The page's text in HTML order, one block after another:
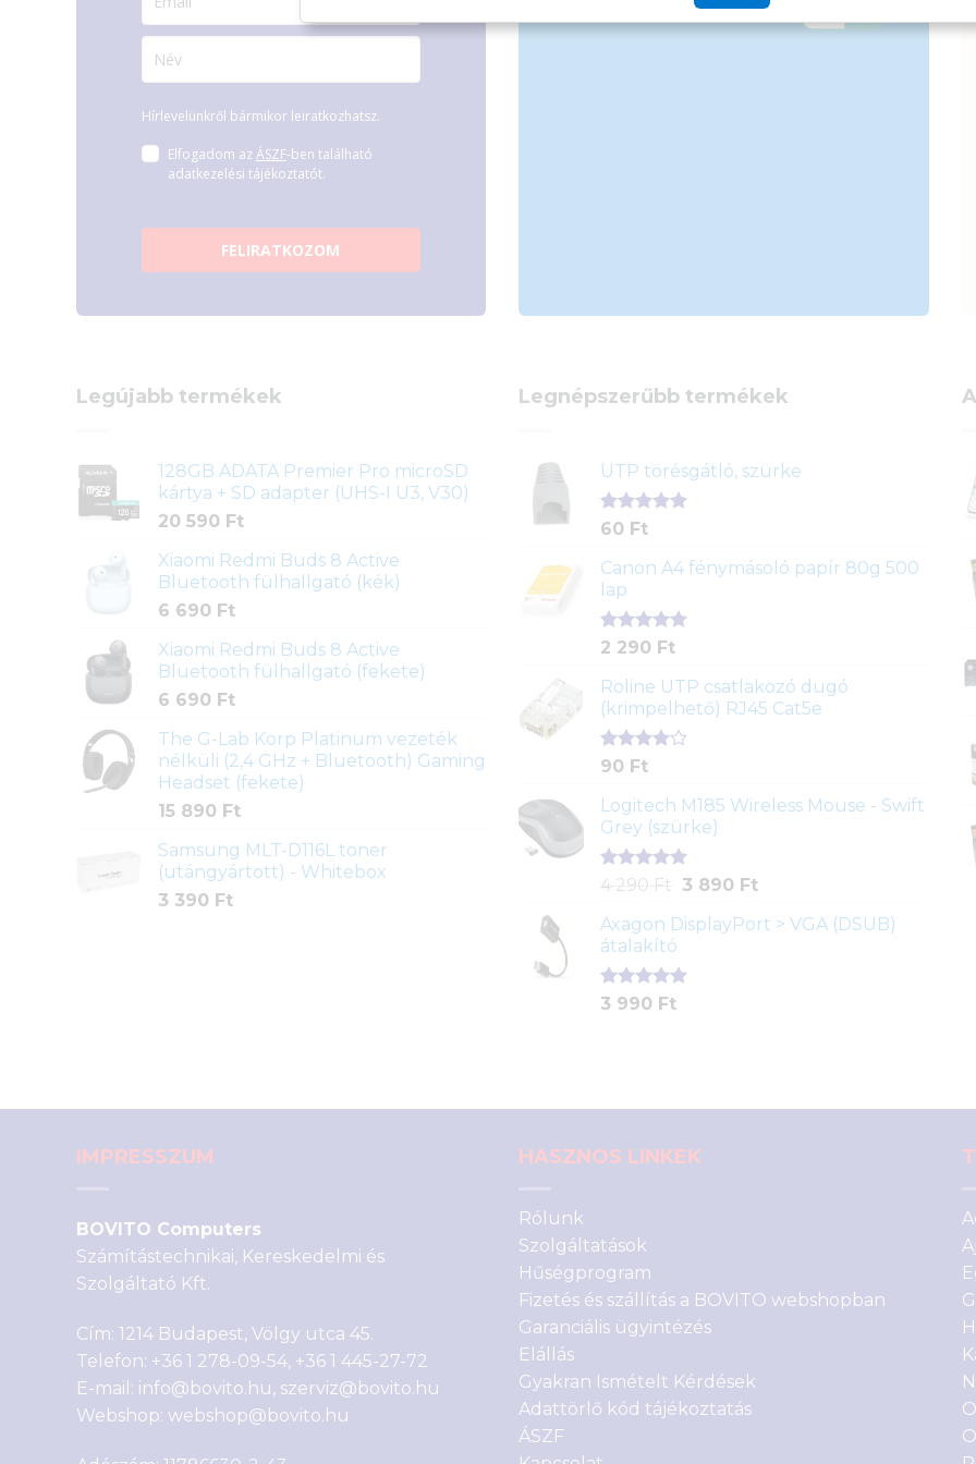
Hírlevelünkről bármikor leiratkozhatsz.
Elfogadom az ÁSZF-ben található
adatkezelési tájékoztatót.
FELIRATKOZOM
Legújabb termékek
128GB ADATA Premier Pro microSD
kártya + SD adapter (UHS-I U3, V30)
20 590 Ft
Xiaomi Redmi Buds 8 Active
Bluetooth fülhallgató (kék)
6 690 Ft
Xiaomi Redmi Buds 8 Active
Bluetooth fülhallgató (fekete)
6 690 Ft
The G-Lab Korp Platinum vezeték
nélküli (2,4 GHz + Bluetooth) Gaming
Headset (fekete)
15 890 Ft
Samsung MLT-D116L toner
(utángyártott) - Whitebox
3 390 Ft
Legnépszerűbb termékek
UTP törésgátló, szürke
Értékelés
ből,
1
értékelés
alapján
60 Ft
Canon A4 fénymásoló papír 80g 500
lap
Értékelés
ből,
2
értékelés
alapján
2 290 Ft
Roline UTP csatlakozó dugó
(krimpelhető) RJ45 Cat5e
Értékelés
5-ből,
2
értékelés
alapján
90 Ft
Logitech M185 Wireless Mouse - Swift
Grey (szürke)
Értékelés
ből,
1
értékelés
alapján
4 290 Ft
Original
was:
290 Ft.
3 890 FtCurrent
is:
Axagon DisplayPort > VGA (DSUB)
átalakító
Értékelés
1
3 990 Ft
IMPRESSZUM
BOVITO Computers
Számítástechnikai, Kereskedelmi és
Szolgáltató Kft.
Cím: 1214 Budapest, Völgy utca 45.
Telefon: +36 1 278-09-54, +36 1 445-27-72
E-mail: info@bovito.hu, szerviz@bovito.hu
Webshop: webshop@bovito.hu
HASZNOS LINKEK
Rólunk
Szolgáltatások
Hűségprogram
Fizetés és szállítás a BOVITO webshopban
Garanciális ügyintézés
Elállás
Gyakran Ismételt Kérdések
Adattörlő kód tájékoztatás
ÁSZF